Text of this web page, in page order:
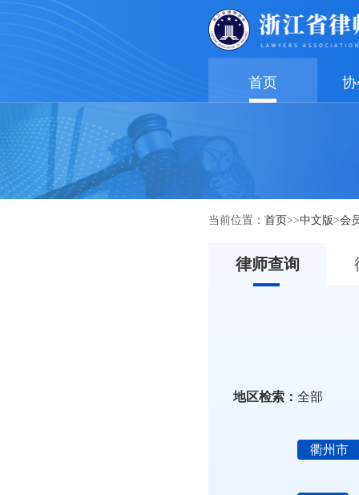
首页
当前位置： 首页>>中文版>会
律师查询
地区检索： 全部
衢州市